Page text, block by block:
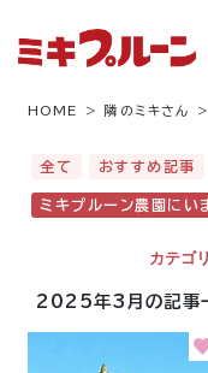
HOME 隣のミキさん
全て おすすめ記事
ミキプルーン農園にい
カテゴ
2025年3月の記事